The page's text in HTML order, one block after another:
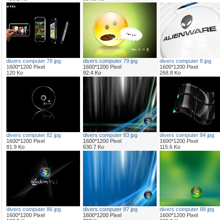
divers computer 78 jpg
1600*1200 Pixel
120 Ko
divers computer 79 jpg
1600*1200 Pixel
92.4 Ko
divers computer 8 jpg
1600*1200 Pixel
268.8 Ko
divers computer 82 jpg
1600*1200 Pixel
81.9 Ko
divers computer 83 jpg
1600*1200 Pixel
630.7 Ko
divers computer 84 jpg
1600*1200 Pixel
115.6 Ko
divers computer 86 jpg
1600*1200 Pixel
divers computer 87 jpg
1600*1200 Pixel
divers computer 88 jpg
1600*1200 Pixel